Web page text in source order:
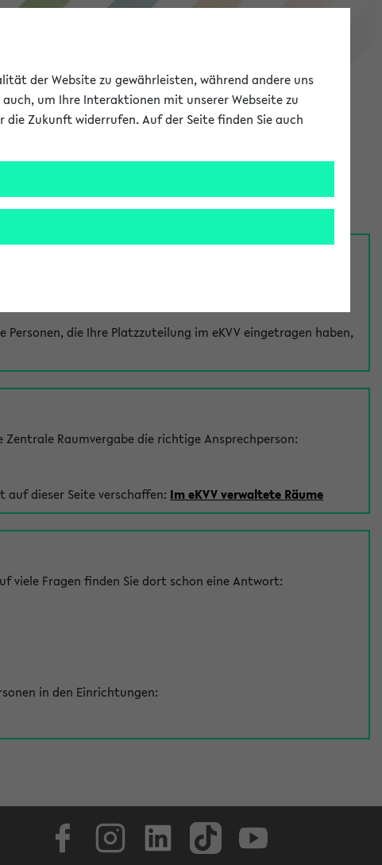
eKVV
die Ihre Platzzuteilung im eKVV eingetragen haben,
Raumvergabe die richtige Ansprechperson:
auf dieser Seite verschaffen: Im eKVV verwaltete Räume
viele Fragen finden Sie dort schon eine Antwort:
in den Einrichtungen:
der Website zu gewährleisten, während andere uns
um Ihre Interaktionen mit unserer Webseite zu
Zukunft widerrufen. Auf der Seite finden Sie auch